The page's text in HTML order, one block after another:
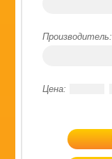
Производитель:
Цена: